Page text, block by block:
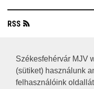
Székesfehérvár MJV
(sütiket) használunk
felhasználóink
RSS
JOGI NYILATKOZAT
IMPRESSZUM